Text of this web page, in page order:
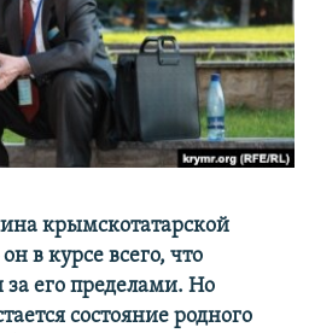
крымскотатарской
в курсе всего, что
его пределами. Но
состояние родного